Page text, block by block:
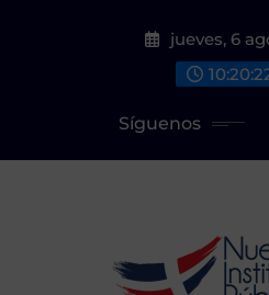
jueves, 6
Síguenos